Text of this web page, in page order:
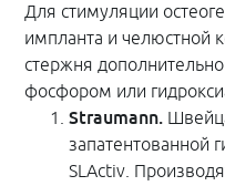
Для стимуляции
импланта и челюстной
стержня
фосфором или
Straumann.
запатентованной
SLActiv.